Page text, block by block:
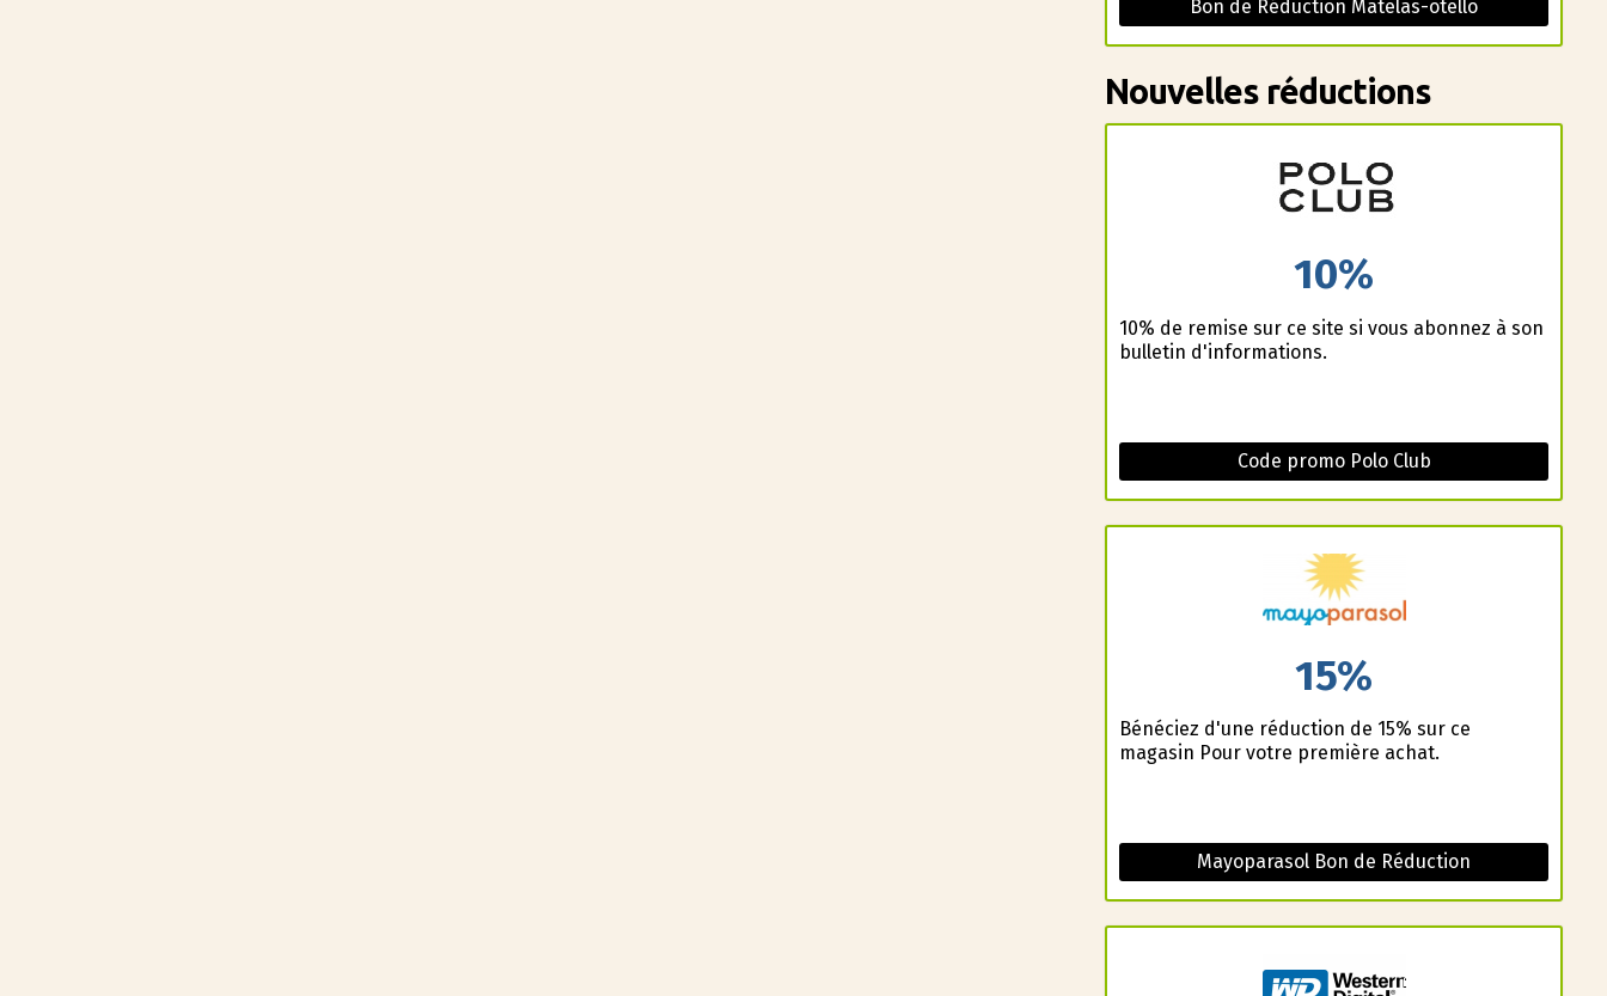
Bon de Réduction Matelas-otello
Nouvelles réductions
10%
10% de remise sur ce site si vous abonnez à son
bulletin d'informations.
Code promo Polo Club
15%
Bénéficiez d'une réduction de 15% sur ce
magasin Pour votre première achat.
Mayoparasol Bon de Réduction